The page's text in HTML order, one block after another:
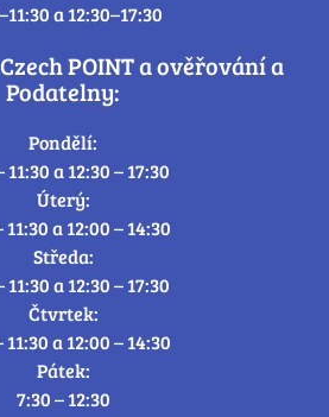
a 12:30–17:30
POINT a ověřování a
Podatelny:
Pondělí:
11:30 a 12:30 – 17:30
Úterý:
11:30 a 12:00 – 14:30
Středa:
11:30 a 12:30 – 17:30
Čtvrtek:
11:30 a 12:00 – 14:30
Pátek:
7:30 – 12:30